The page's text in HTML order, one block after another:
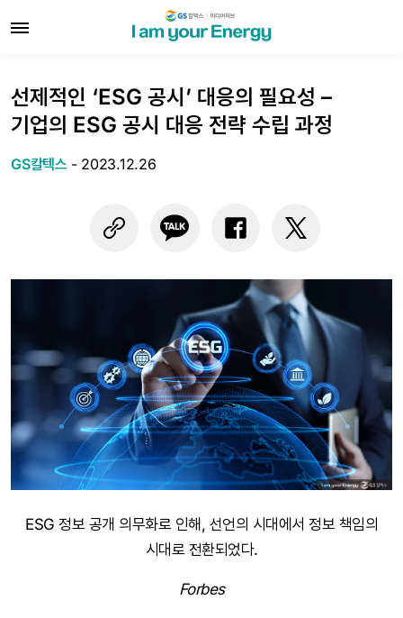
선제적인 ‘ESG 공시’ 대응의 필요성 –
기업의 ESG 공시 대응 전략 수립 과정
GS칼텍스 - 2023.12.26
ESG 정보 공개 의무화로 인해, 선언의 시대에서 정보 책임의
시대로 전환되었다.
Forbes